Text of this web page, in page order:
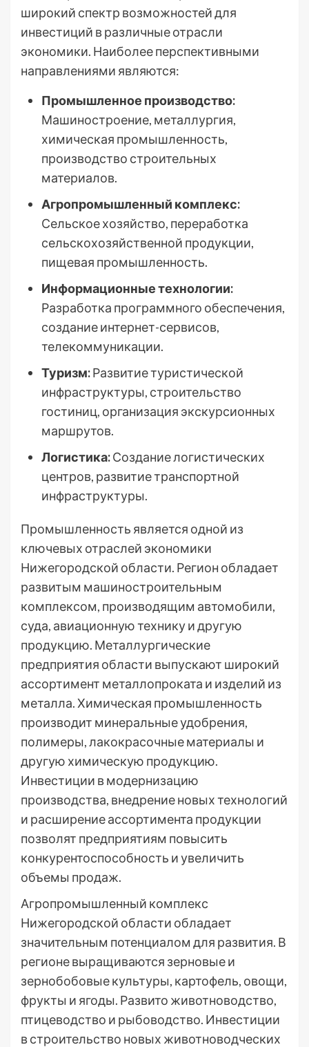
широкий спектр возможностей для
инвестиций в различные отрасли
экономики. Наиболее перспективными
направлениями являются:
Промышленное производство:
Машиностроение, металлургия,
химическая промышленность,
производство строительных
материалов.
Агропромышленный комплекс:
Сельское хозяйство, переработка
сельскохозяйственной продукции,
пищевая промышленность.
Информационные технологии:
Разработка программного обеспечения,
создание интернет-сервисов,
телекоммуникации.
Туризм:Развитие туристической
инфраструктуры, строительство
гостиниц, организация экскурсионных
маршрутов.
Логистика:Создание логистических
центров, развитие транспортной
инфраструктуры.
Промышленность является одной из
ключевых отраслей экономики
Нижегородской области. Регион обладает
развитым машиностроительным
комплексом, производящим автомобили,
суда, авиационную технику и другую
продукцию. Металлургические
предприятия области выпускают широкий
ассортимент металлопроката и изделий из
металла. Химическая промышленность
производит минеральные удобрения,
полимеры, лакокрасочные материалы и
другую химическую продукцию.
Инвестиции в модернизацию
производства, внедрение новых технологий
и расширение ассортимента продукции
позволят предприятиям повысить
конкурентоспособность и увеличить
объемы продаж.
Агропромышленный комплекс
Нижегородской области обладает
значительным потенциалом для развития. В
регионе выращиваются зерновые и
зернобобовые культуры, картофель, овощи,
фрукты и ягоды. Развито животноводство,
птицеводство и рыбоводство. Инвестиции
в строительство новых животноводческих